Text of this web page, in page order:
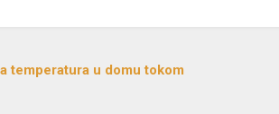
temperatura u domu tokom